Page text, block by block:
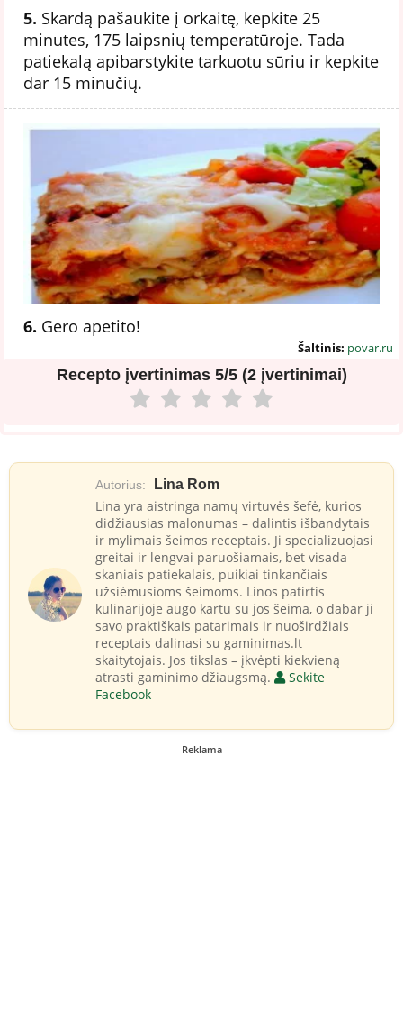
5. Skardą pašaukite į orkaitę, kepkite 25
minutes, 175 laipsnių temperatūroje. Tada
patiekalą apibarstykite tarkuotu sūriu ir kepkite
dar 15 minučių.
6. Gero apetito!
Šaltinis: povar.ru
Recepto įvertinimas 5/5 (2 įvertinimai)
Autorius: Lina Rom
Lina yra aistringa namų virtuvės šefė, kurios
didžiausias malonumas – dalintis išbandytais
ir mylimais šeimos receptais. Ji specializuojasi
greitai ir lengvai paruošiamais, bet visada
skaniais patiekalais, puikiai tinkančiais
užsiėmusioms šeimoms. Linos patirtis
kulinarijoje augo kartu su jos šeima, o dabar ji
savo praktiškais patarimais ir nuoširdžiais
receptais dalinasi su gaminimas.lt
skaitytojais. Jos tikslas – įkvėpti kiekvieną
atrasti gaminimo džiaugsmą.
Sekite
Facebook
Reklama